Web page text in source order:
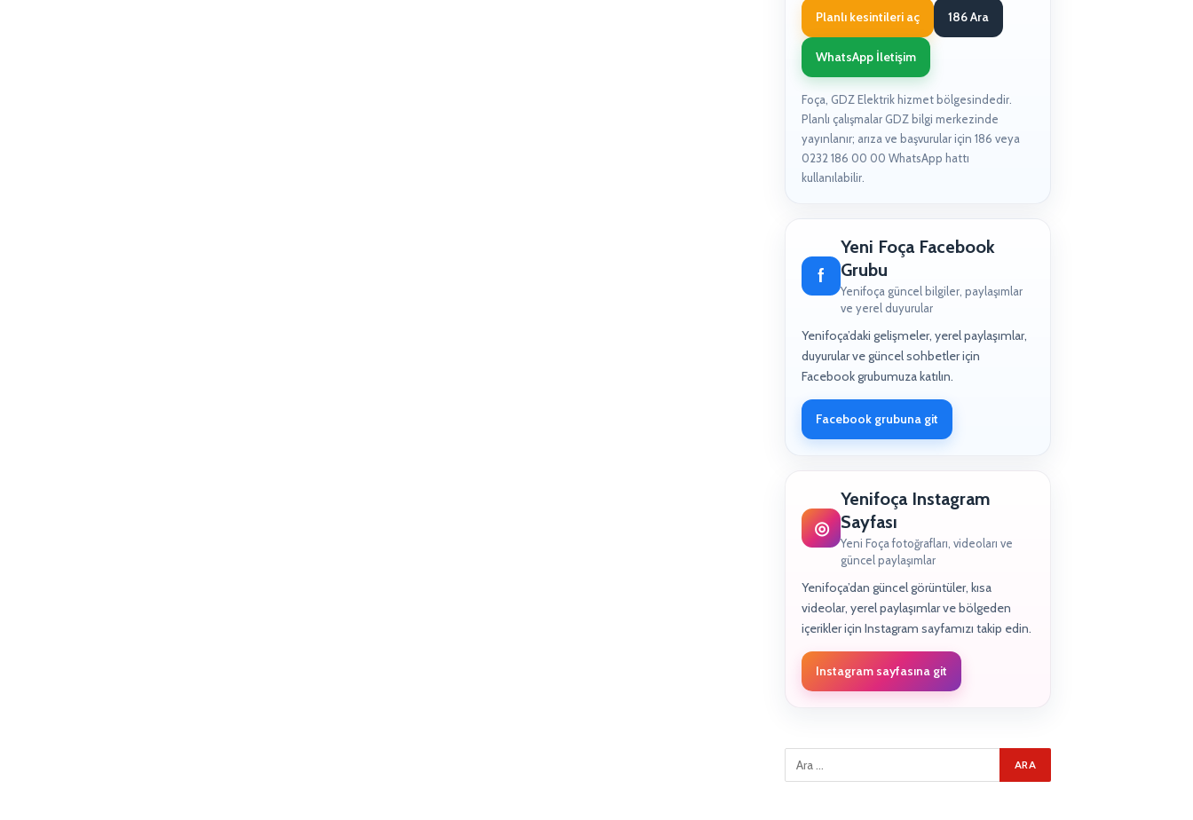
Planlı kesintileri aç 186 Ara
WhatsApp İletişim
Foça, GDZ Elektrik hizmet bölgesindedir.
Planlı çalışmalar GDZ bilgi merkezinde
yayınlanır; arıza ve başvurular için 186 veya
0232 186 00 00 WhatsApp hattı
kullanılabilir.
f
Yeni Foça Facebook
Grubu
Yenifoça güncel bilgiler, paylaşımlar
ve yerel duyurular
Yenifoça’daki gelişmeler, yerel paylaşımlar,
duyurular ve güncel sohbetler için
Facebook grubumuza katılın.
Facebook grubuna git
◎
Yenifoça Instagram
Sayfası
Yeni Foça fotoğrafları, videoları ve
güncel paylaşımlar
Yenifoça’dan güncel görüntüler, kısa
videolar, yerel paylaşımlar ve bölgeden
içerikler için Instagram sayfamızı takip edin.
Instagram sayfasına git